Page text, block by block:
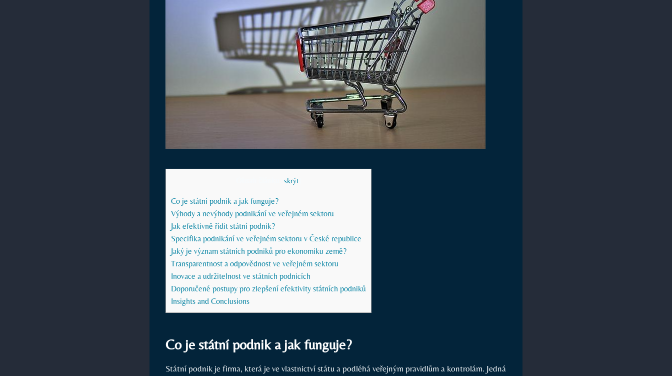
skrýt]
Co je státní podnik a jak funguje?
Výhody a nevýhody podnikání ve veřejném sektoru
Jak efektivně řídit státní podnik?
Specifika podnikání ve veřejném sektoru v České republice
Jaký je význam státních podniků pro ekonomiku země?
Transparentnost a odpovědnost ve veřejném sektoru
Inovace a udržitelnost ve státních podnicích
Doporučené postupy pro zlepšení efektivity státních podniků
Insights and Conclusions
Co je státní podnik a jak funguje?
Státní podnik je firma, která je ve vlastnictví státu a podléhá veřejným pravidlům a kontrolám. Jedná